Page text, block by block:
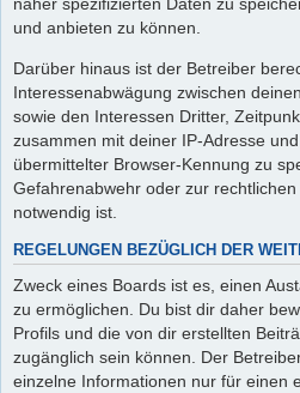
und anbieten zu können.
Darüber hinaus ist der Betreiber
Interessenabwägung zwischen
sowie den Interessen Dritter,
zusammen mit deiner IP-Adresse
übermittelter Browser-Kennung zu
Gefahrenabwehr oder zur
notwendig ist.
REGELUNGEN BEZÜGLICH DER
Zweck eines Boards ist es, einen
zu ermöglichen. Du bist dir daher
Profils und die von dir erstellten
zugänglich sein können. Der
einzelne Informationen nur für einen